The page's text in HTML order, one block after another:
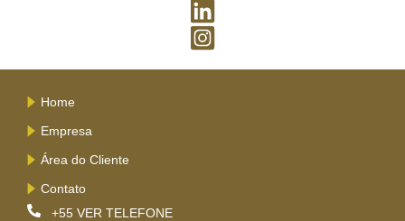
Home
Empresa
Área do Cliente
Contato
+55 VER TELEFONE